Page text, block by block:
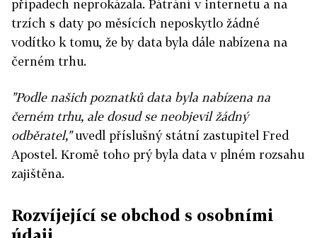
případech neprokázala. Pátrání v internetu a na
trzích s daty po měsících neposkytlo žádné
vodítko k tomu, že by data byla dále nabízena na
černém trhu.
"Podle našich poznatků data byla nabízena na
černém trhu, ale dosud se neobjevil žádný
odběratel,"uvedl příslušný státní zastupitel Fred
Apostel. Kromě toho prý byla data v plném rozsahu
zajištěna.
Rozvíjející se obchod s osobními